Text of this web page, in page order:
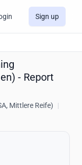
Sign up
- Report
Mittlere Reife)
|